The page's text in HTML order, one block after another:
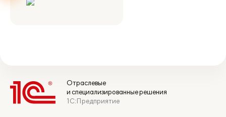
Отраслевые
и специализированные решения
1С:Предприятие